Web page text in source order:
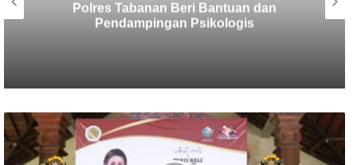
Berbekal CCTV, Pelaku Tabrak Lari
Terungkap